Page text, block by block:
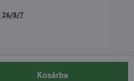
26/8/7
Kosárba